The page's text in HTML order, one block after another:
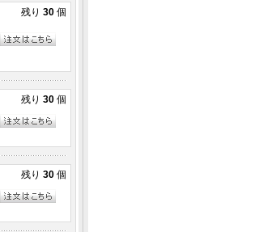
残り 30個
残り 30個
残り 30個